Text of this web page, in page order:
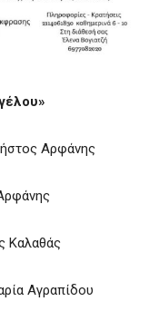
Αρφάνης
Καλαθάς
Αγραπίδου